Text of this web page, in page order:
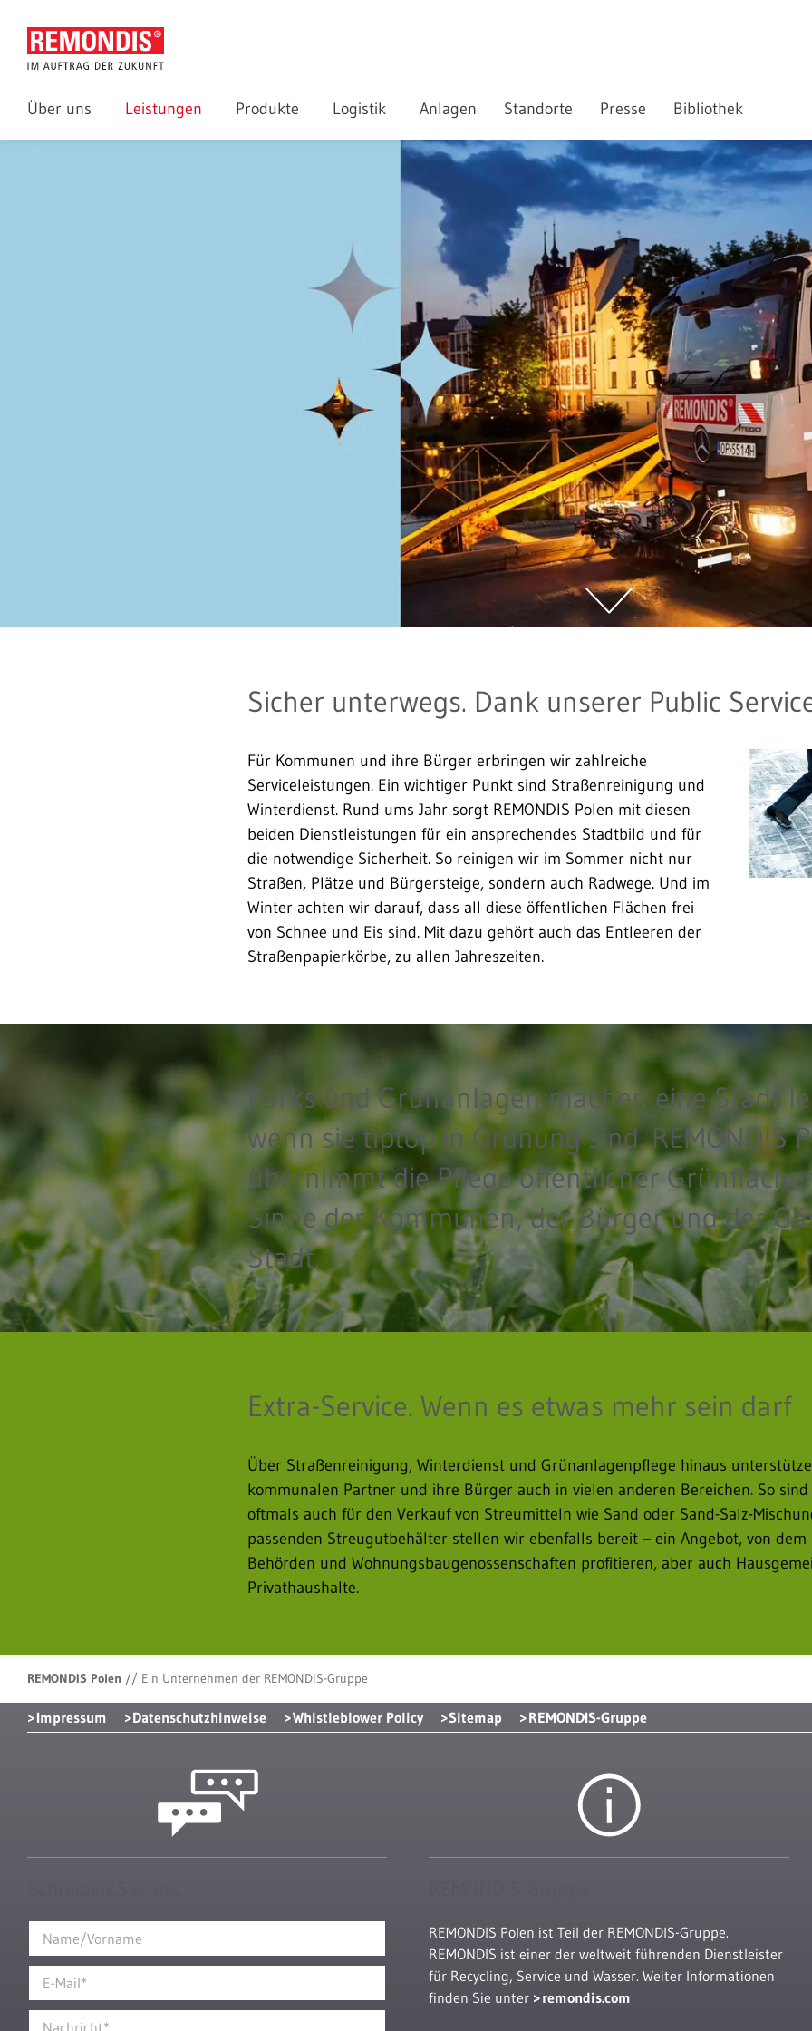
Über uns Leistungen Produkte Logistik Anlagen Standorte Presse Bibliothek
Sicher unterwegs. Dank unserer Public
Für Kommunen und ihre Bürger erbringen wir zahlreiche
Serviceleistungen. Ein wichtiger Punkt sind Straßenreinigung und
Winterdienst. Rund ums Jahr sorgt REMONDIS Polen mit diesen
beiden Dienstleistungen für ein ansprechendes Stadtbild und für
die notwendige Sicherheit. So reinigen wir im Sommer nicht nur
Straßen, Plätze und Bürgersteige, sondern auch Radwege. Und im
Winter achten wir darauf, dass all diese öffentlichen Flächen frei
von Schnee und Eis sind. Mit dazu gehört auch das Entleeren der
Straßenpapierkörbe, zu allen Jahreszeiten.
Parks und Grünanlagen machen eine Stadt
wenn sie tiptop in Ordnung sind. REMONDIS
übernimmt die Pflege öffentlicher
Sinne der Kommunen, der Bürger und der
Stadt.
Extra-Service. Wenn es etwas mehr sein darf
Über Straßenreinigung, Winterdienst und Grünanlagenpflege hinaus
kommunalen Partner und ihre Bürger auch in vielen anderen Bereichen. So
oftmals auch für den Verkauf von Streumitteln wie Sand oder Sand-Salz-
passenden Streugutbehälter stellen wir ebenfalls bereit – ein Angebot, von
Behörden und Wohnungsbaugenossenschaften profitieren, aber auch
Privathaushalte.
REMONDIS Polen // Ein Unternehmen der REMONDIS-Gruppe
Impressum Datenschutzhinweise Whistleblower Policy Sitemap REMONDIS-Gruppe
REMONDIS Polen ist Teil der REMONDIS-Gruppe.
REMONDIS ist einer der weltweit führenden Dienstleister
für Recycling, Service und Wasser. Weiter Informationen
finden Sie unter
remondis.com